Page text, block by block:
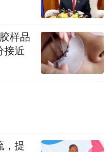
样品
接近
，提